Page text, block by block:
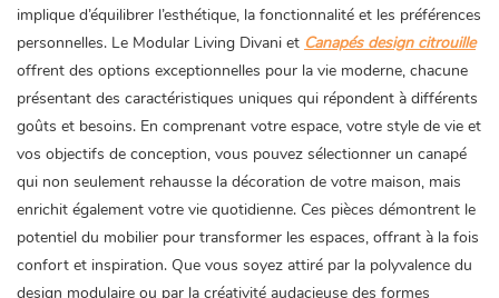
implique d’équilibrer l’esthétique, la fonctionnalité et les préférences
personnelles. Le Modular Living Divani et Canapés design citrouille
offrent des options exceptionnelles pour la vie moderne, chacune
présentant des caractéristiques uniques qui répondent à différents
goûts et besoins. En comprenant votre espace, votre style de vie et
vos objectifs de conception, vous pouvez sélectionner un canapé
qui non seulement rehausse la décoration de votre maison, mais
enrichit également votre vie quotidienne. Ces pièces démontrent le
potentiel du mobilier pour transformer les espaces, offrant à la fois
confort et inspiration. Que vous soyez attiré par la polyvalence du
design modulaire ou par la créativité audacieuse des formes